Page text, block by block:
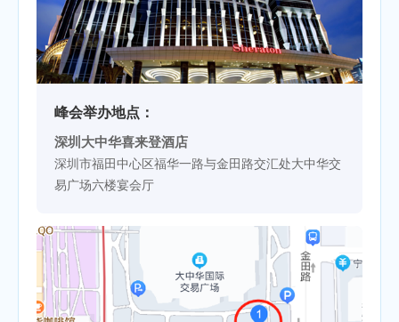
峰会举办地点：
深圳大中华喜来登酒店
深圳市福田中心区福华一路与金田路交汇处大中华交
易广场六楼宴会厅